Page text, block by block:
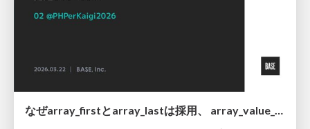
なぜarray_firstとarray_lastは採用、 array_value_firstとarray_value_lastは 見送りだったか / Why array_value_first and array_value_last was declined, then why array_first and array_last was accpeted?